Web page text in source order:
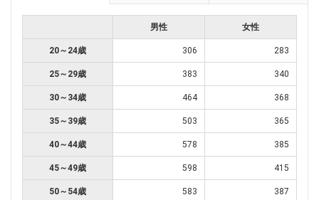
男性 女性
20～24歳 306 283
25～29歳 383 340
30～34歳 464 368
35～39歳 503 365
40～44歳 578 385
45～49歳 598 415
50～54歳 583 387